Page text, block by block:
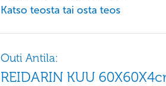
Katso teosta tai osta teos
Outi Antila:
REIDARIN KUU